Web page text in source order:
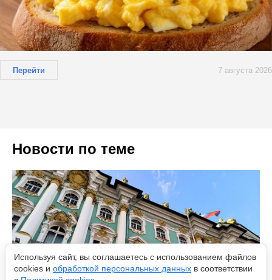
Новости по теме
Перейти 7 августа 2026
Используя сайт, вы соглашаетесь с использованием файлов
cookies и обработкой персональных данных в соответствии